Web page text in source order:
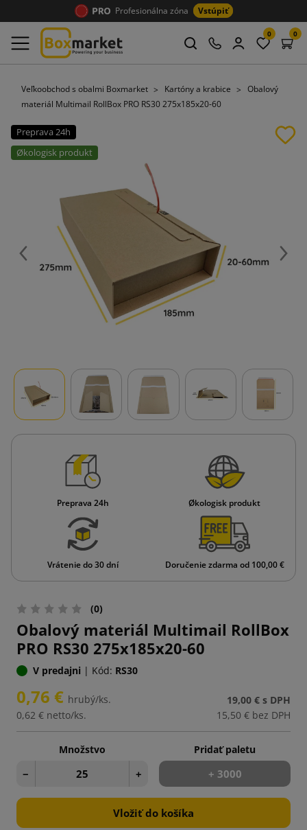
Profesionálna zóna Vstúpiť
0 0
Veľkoobchod s obalmi Boxmarket Kartóny a krabice
Obalový
materiál Multimail RollBox PRO RS30 275x185x20-60
Preprava 24h
Økologisk produkt
Späť Ďalej
Preprava 24h Økologisk produkt
Vrátenie do 30 dní Doručenie zdarma od 100,00 €
(0)
Obalový materiál Multimail RollBox
PRO RS30 275x185x20-60
V predajni | Kód: RS30
0,76 € hrubý/ks.
0,62 € netto/ks.
19,00 € s DPH
15,50 € bez DPH
Množstvo
− +
Pridať paletu
+ 3000
Vložiť do košíka